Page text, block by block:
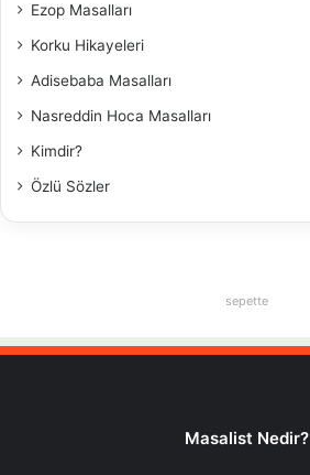
Ezop Masalları
Korku Hikayeleri
Adisebaba Masalları
Nasreddin Hoca Masalları
Kimdir?
Özlü Sözler
sepette
Masalist Nedir?